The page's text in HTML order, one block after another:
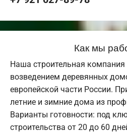
Как мы
Наша строительная компания
возведением деревянных
европейской части России.
летние и зимние дома из
Варианты готовности: под
строительства от 20 до 60